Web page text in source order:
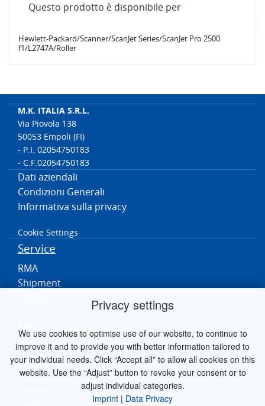
Privacy settings
We use cookies to optimise use of our website, to continue to
improve it and to provide you with better information tailored to
your individual needs. Click “Accept all” to allow all cookies on this
website. Use the “Adjust” button to revoke your consent or to
adjust individual categories.
Imprint | Data Privacy
Questo prodotto è disponibile per
Hewlett-Packard/Scanner/ScanJet Series/ScanJet Pro 2500
f1/L2747A/Roller
M.K. ITALIA S.R.L.
Via Piovola 138
50053 Empoli (FI)
- P.I. 02054750183
- C.F.02054750183
Dati aziendali
Condizioni Generali
Informativa sulla privacy
Cookie Settings
Service
RMA
Shipment
MK worldwide
Germania
Paesi Bassi
Austria